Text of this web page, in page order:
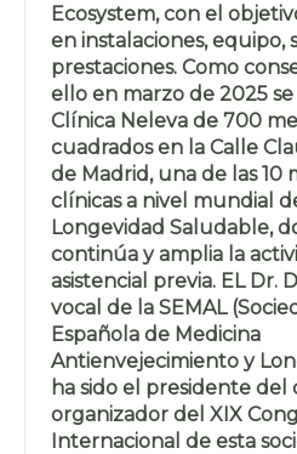
Ecosystem, con el
en instalaciones, equipo,
prestaciones. Como
ello en marzo de 2025
Clínica Neleva de 700
cuadrados en la Calle
de Madrid, una de las 10
clínicas a nivel mundial
Longevidad Saludable,
continúa y amplia la
asistencial previa. EL Dr.
vocal de la SEMAL
Española de Medicina
Antienvejecimiento y
ha sido el presidente del
organizador del XIX
Internacional de esta